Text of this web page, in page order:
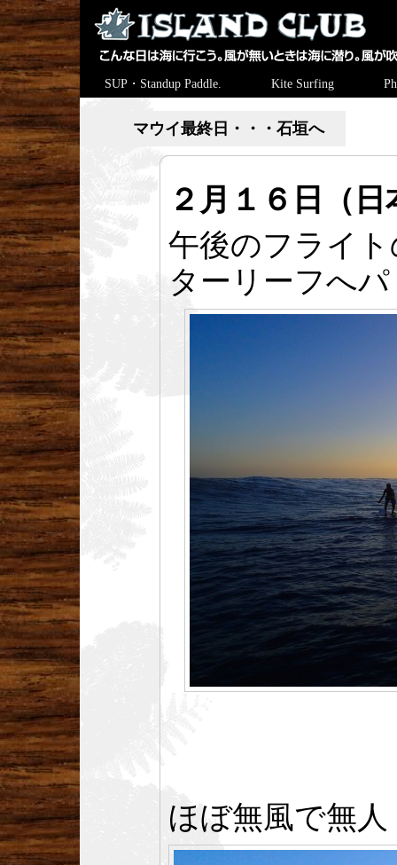
SUP・Standup Paddle. Kite Surfing
マウイ最終日・・・石垣へ
２月１６日（
午後のフライ
ターリーフへ
ほぼ無風で無人